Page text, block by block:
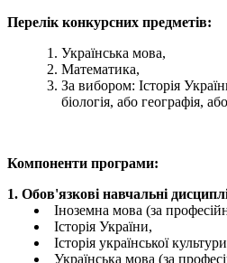
Перелік конкурсних предметів:
Українська мова,
Математика,
За вибором: Історія
біологія, або географія,
Компоненти програми:
1. Обов'язкові навчальні
Іноземна мова (за
Історія України,
Історія української
Українська мова (за